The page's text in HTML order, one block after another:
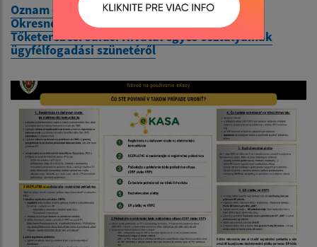
Oznam o nestránkových dňoch na odboroch
Okresného úradu Trebišov - Közlemény a
Tőketerebesi Járási Hivatal egyes osztályainak
ügyfélfogadási szünetéről